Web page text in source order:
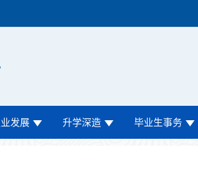
发展 升学深造 毕业生事务